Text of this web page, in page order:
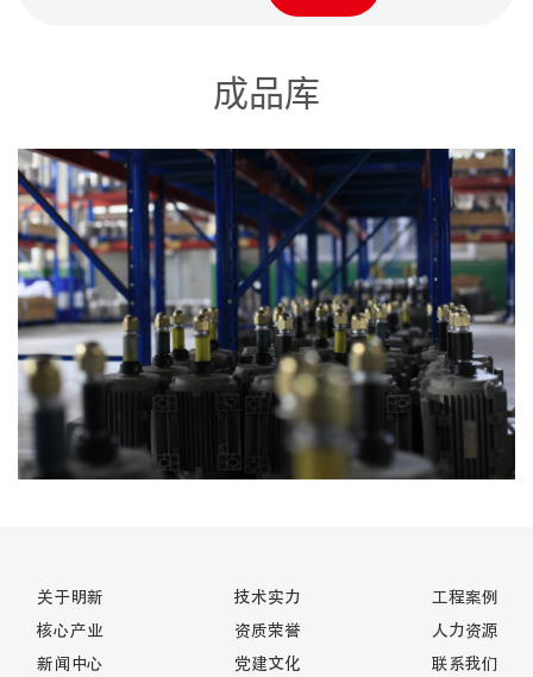
成品库
关于明新
核心产业
新闻中心
技术实力
资质荣誉
党建文化
工程案例
人力资源
联系我们